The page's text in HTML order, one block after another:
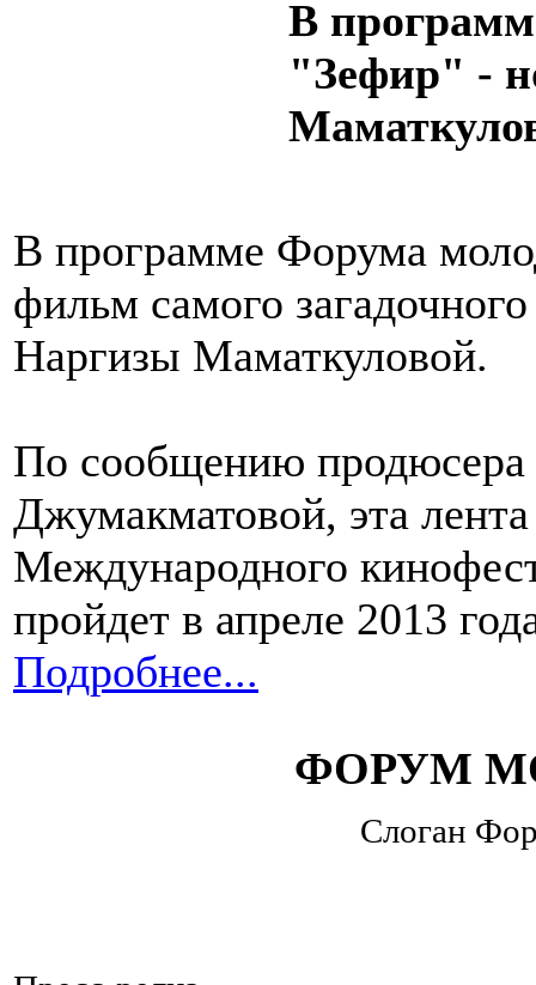
В
"Зефир" -
В программе Форума
фильм самого
Наргизы Маматкуловой.
По сообщению
Джумакматовой, эта
Международного
пройдет в апреле 2013
Подробнее...
ФОРУМ
Слоган